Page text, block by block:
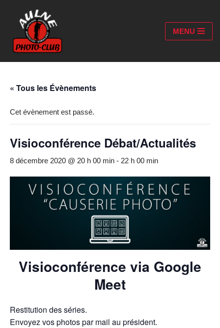
Aller
au
contenu
MENU
« Tous les Évènements
Cet évènement est passé.
Visioconférence Débat/Actualités
8 décembre 2020 @ 20 h 00 min - 22 h 00 min
Visioconférence via Google
Meet
Restitution des séries.
Envoyez vos photos par mail au président.